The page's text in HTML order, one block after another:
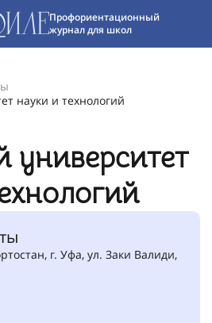
Профориентационный
журнал для школ
науки и технологий
г. Уфа, ул. Заки Валиди,